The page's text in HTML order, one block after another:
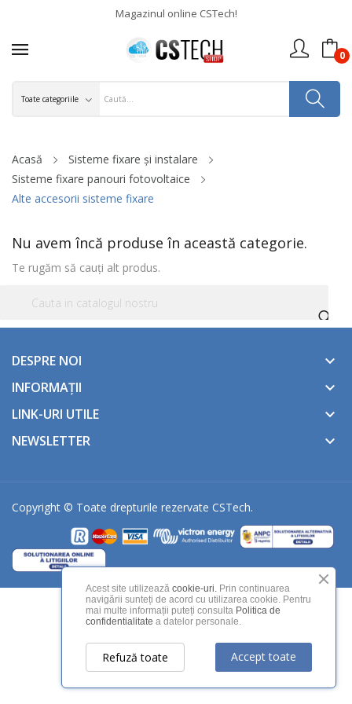
Magazinul online CSTech!
0
Acasă
Sisteme fixare și instalare
Sisteme fixare panouri fotovoltaice
Alte accesorii sisteme fixare
Nu avem încă produse în această categorie.
Te rugăm să cauți alt produs.
DESPRE NOI keyboard_arrow_down
INFORMAȚII keyboard_arrow_down
LINK-URI UTILE keyboard_arrow_down
NEWSLETTER keyboard_arrow_down
Copyright © Toate drepturile rezervate CSTech.
Acest site utilizează cookie-uri. Prin continuarea
navigării sunteți de acord cu utilizarea cookie. Pentru
mai multe informații puteți consulta Politica de
confidentialitate a datelor personale.
Accept toate
Refuză toate